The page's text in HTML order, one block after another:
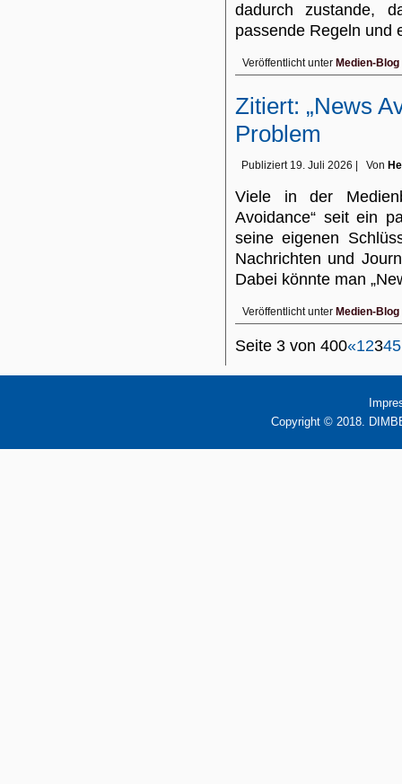
dadurch zustande,
passende Regeln
Veröffentlicht unter Medien-Blog
Zitiert: „News
Problem
Publiziert 19. Juli 2026 Von
Viele in der
Avoidance“ seit ein
seine eigenen
Nachrichten und
Dabei könnte man
Veröffentlicht unter Medien-Blog
Seite 3 von 400«12345
Copyright © 2018.